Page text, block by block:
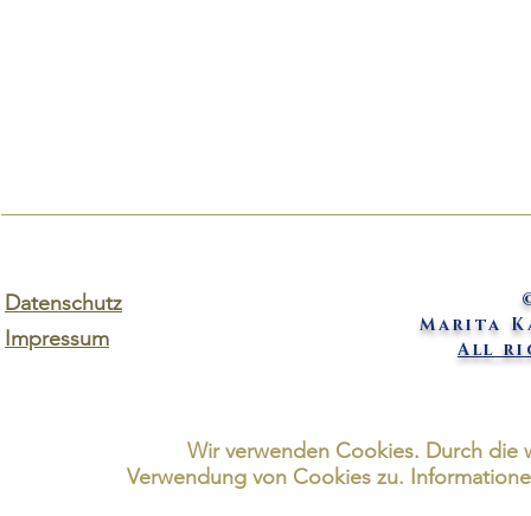
Datenschutz
Impressum
Marita
All
Wir verwenden Cookies. Durch die
Verwendung von Cookies zu.